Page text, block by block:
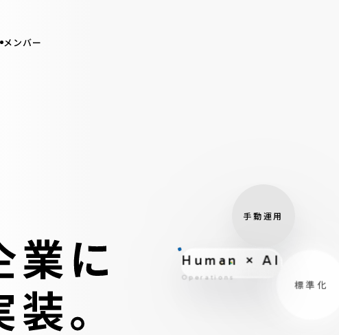
メンバー
標準化
手動運用
Human × AI
Operations